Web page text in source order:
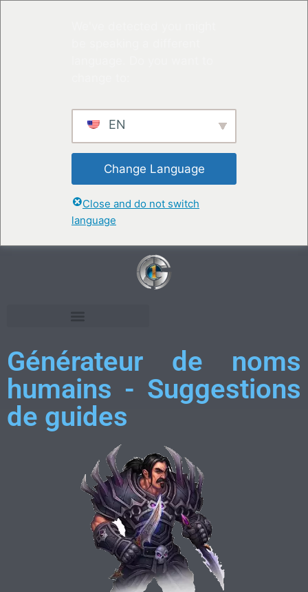
EN
Change Language
Close and do not switch
language
Générateur de noms
humains - Suggestions
de guides